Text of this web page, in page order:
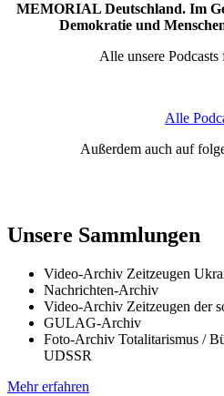
MEMORIAL Deutschland. Im
Demokratie und
Alle unsere
Alle
Außerdem auch auf
Unsere Sammlungen
Video-Archiv Zeitzeugen
Nachrichten-Archiv
Video-Archiv Zeitzeugen der
GULAG-Archiv
Foto-Archiv Totalitarismus /
UDSSR
Mehr erfahren